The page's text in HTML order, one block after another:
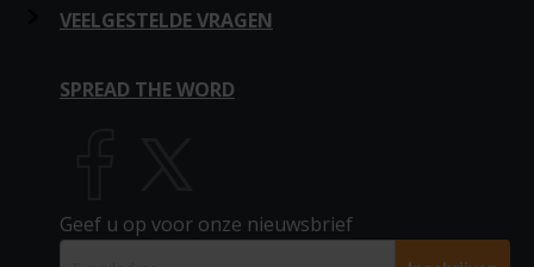
Adverteren
In de media
Hypotheek
Leveringsakte
Levenstestament
Levenstestament 2 personen
Schenking
Stichting oprichten
Statutenwijziging
Over huis en hypotheek
Over persoon en familie
Over offerte notaris
VEELGESTELDE VRAGEN
Vragen huis en hypotheek
Vragen stichting en bedrijf
SPREAD THE WORD
Geef u op voor onze nieuwsbrief